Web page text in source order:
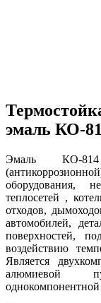
эмаль КО-
Эмаль КО-
оборудования,
теплосетей ,
отходов,
автомобилей,
поверхностей,
воздействию
Является
алюмиевой
однокомпонентной